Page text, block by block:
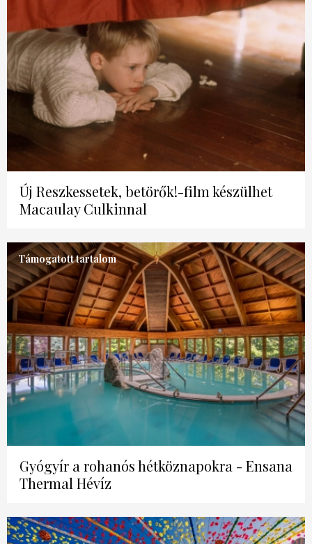
Új Reszkessetek, betörők!-film készülhet
Macaulay Culkinnal
Támogatott tartalom
Gyógyír a rohanós hétköznapokra - Ensana
Thermal Hévíz